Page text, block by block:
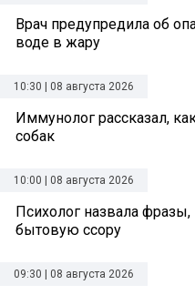
Врач предупредила об
воде в жару
10:30 | 08 августа 2026
Иммунолог рассказал,
собак
10:00 | 08 августа 2026
Психолог назвала
бытовую ссору
09:30 | 08 августа 2026